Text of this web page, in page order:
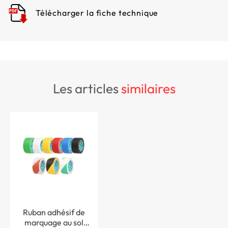
Télécharger la fiche technique
les articlessimilaires
Ruban adhésif de
marquage au sol